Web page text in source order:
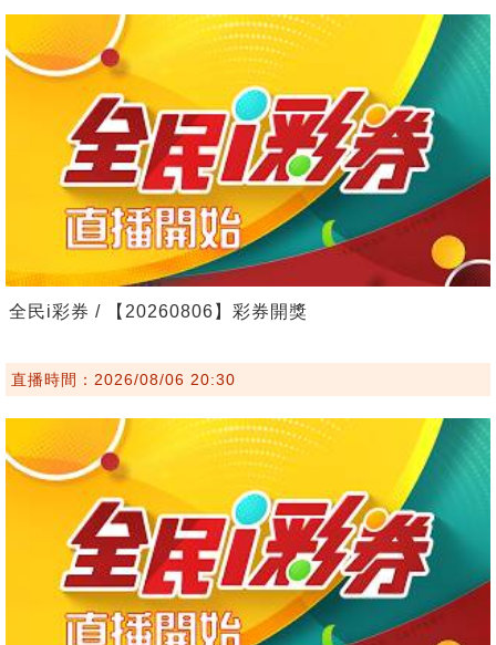
全民i彩券 / 【20260806】彩券開獎
直播時間：2026/08/06 20:30